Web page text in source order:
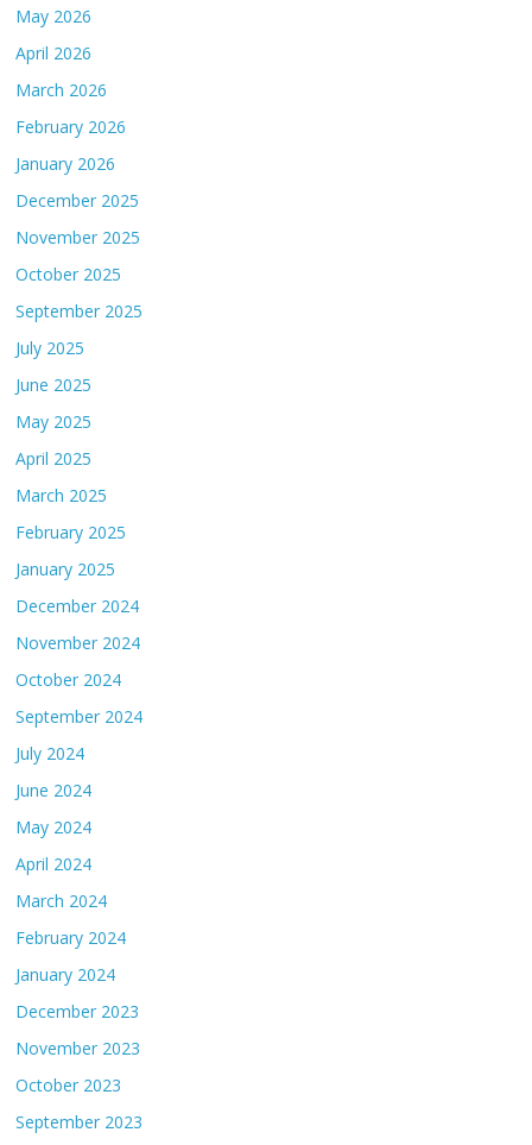
May 2026
April 2026
March 2026
February 2026
January 2026
December 2025
November 2025
October 2025
September 2025
July 2025
June 2025
May 2025
April 2025
March 2025
February 2025
January 2025
December 2024
November 2024
October 2024
September 2024
July 2024
June 2024
May 2024
April 2024
March 2024
February 2024
January 2024
December 2023
November 2023
October 2023
September 2023